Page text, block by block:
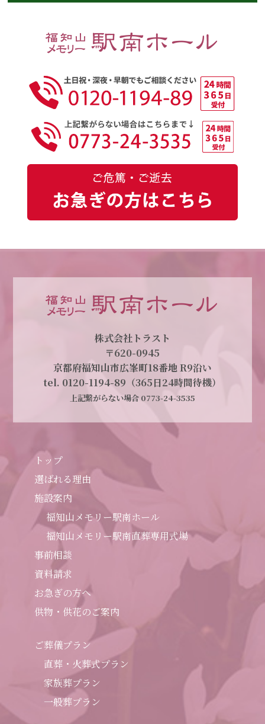
株式会社トラスト
〒620-0945
京都府福知山市広峯町18番地 R9沿い
tel. 0120-1194-89（365日24時間待機）
上記繋がらない場合 0773-24-3535
トップ
選ばれる理由
施設案内
福知山メモリー駅南ホール
福知山メモリー駅南直葬専用式場
事前相談
資料請求
お急ぎの方へ
供物・供花のご案内
ご葬儀プラン
直葬・火葬式プラン
家族葬プラン
一般葬プラン